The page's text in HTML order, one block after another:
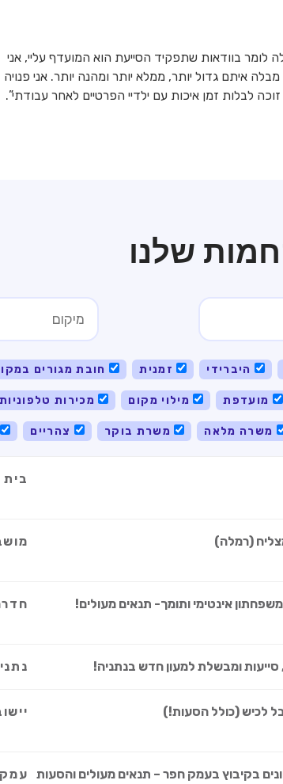
לומר בוודאות שתפקיד הסייעת הוא המועדף עליי, אני
איתם גדול יותר, ממלא יותר ומהנה יותר. אני פנויה
לבלות זמן איכות עם ילדיי הפרטיים לאחר עבודתי”.
שלנו
היברידי זמנית חובת מגורים
מועדפת מילוי מקום מכירות טלפוניות
משרה מלאה משרת בוקר צהריים
בית
(רמלה)
אינטימי ותומך- תנאים מעולים!
סייעות ומבשלת למעון חדש בנתניה!
לכיש (כולל הסעות!)
בקיבוץ בעמק חפר – תנאים מעולים והסעות